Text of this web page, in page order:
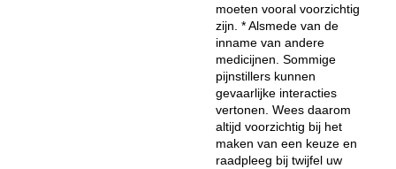
moeten vooral voorzichtig
zijn. * Alsmede van de
inname van andere
medicijnen. Sommige
pijnstillers kunnen
gevaarlijke interacties
vertonen. Wees daarom
altijd voorzichtig bij het
maken van een keuze en
raadpleeg bij twijfel uw